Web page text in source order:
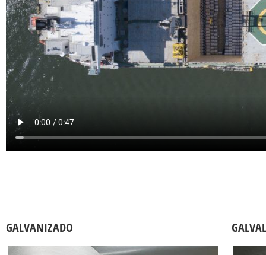
GALVANIZADO